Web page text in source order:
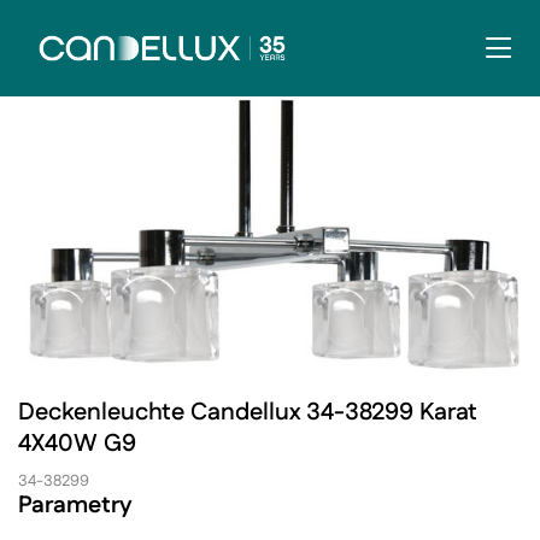
Deckenleuchte Candellux 34-38299 Karat
4X40W G9
34-38299
Parametry